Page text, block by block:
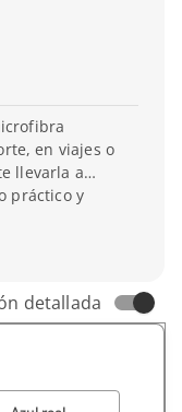
en viajes o
llevarla a
práctico y
detallada